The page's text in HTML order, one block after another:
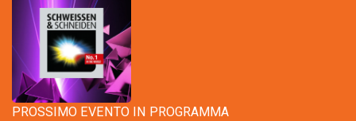
PROSSIMO EVENTO IN PROGRAMMA